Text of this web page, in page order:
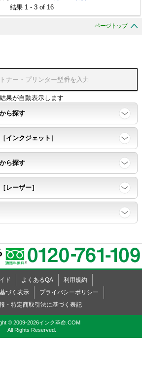
結果 1 - 3 of 16
ページトップ
果が自動表示します
ら探す
インクジェット］
ら探す
レーザー］
ド よくあるQA
利用規約
づく表示
プライバシーポリシー
・特定商取引法に基づく表記
© 2009-2026インク革命.COM
All Rights Reserved.